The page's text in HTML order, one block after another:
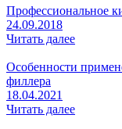
Профессиональное
24.09.2018
Читать далее
Особенности
филлера
18.04.2021
Читать далее